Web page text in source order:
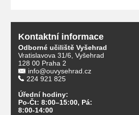
Kontaktní informace
Odborné učiliště Vyšehrad
Vratislavova 31/6, Vyšehrad
128 00 Praha 2
info@ouvysehrad.cz
224 921 825
Úřední hodiny:
Po-Čt: 8:00–15:00, Pá:
8:00-14:00